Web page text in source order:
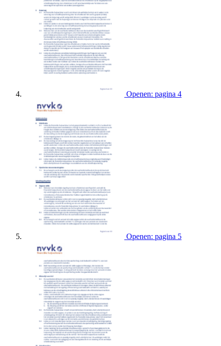
Openen: pagina 4
Openen: pagina 5